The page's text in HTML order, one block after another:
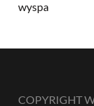
COPYRIGHT